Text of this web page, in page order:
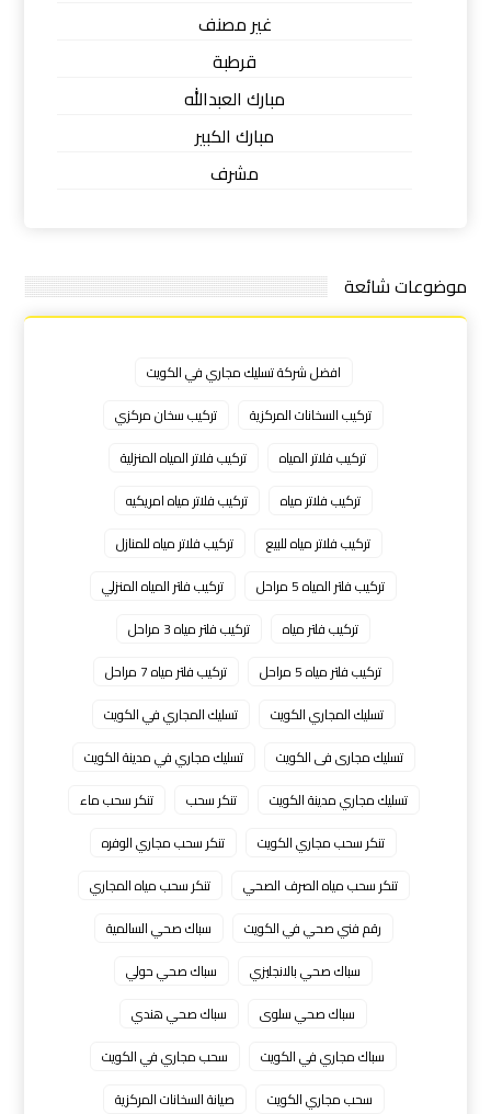
غير مصنف
قرطبة
مبارك العبدالله
مبارك الكبير
مشرف
موضوعات شائعة
افضل شركة تسليك مجاري في الكويت
تركيب السخانات المركزية
تركيب سخان مركزي
تركيب فلاتر المياه
تركيب فلاتر المياه المنزلية
تركيب فلاتر مياه
تركيب فلاتر مياه امريكيه
تركيب فلاتر مياه للبيع
تركيب فلاتر مياه للمنازل
تركيب فلتر المياه 5 مراحل
تركيب فلتر المياه المنزلي
تركيب فلتر مياه
تركيب فلتر مياه 3 مراحل
تركيب فلتر مياه 5 مراحل
تركيب فلتر مياه 7 مراحل
تسليك المجاري الكويت
تسليك المجاري في الكويت
تسليك مجارى فى الكويت
تسليك مجاري في مدينة الكويت
تسليك مجاري مدينة الكويت
تنكر سحب
تنكر سحب ماء
تنكر سحب مجاري الكويت
تنكر سحب مجاري الوفره
تنكر سحب مياه الصرف الصحي
تنكر سحب مياه المجاري
رقم فني صحي في الكويت
سباك صحي السالمية
سباك صحي بالانجليزي
سباك صحي حولي
سباك صحي سلوى
سباك صحي هندي
سباك مجاري في الكويت
سحب مجاري في الكويت
سحب مجاري الكويت
صيانة السخانات المركزية